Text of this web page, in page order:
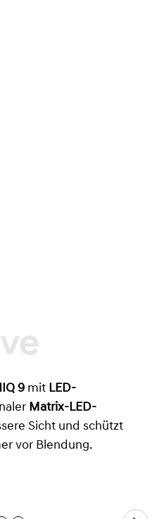
9 mit LED-
Matrix-LED-
Sicht und schützt
vor Blendung.